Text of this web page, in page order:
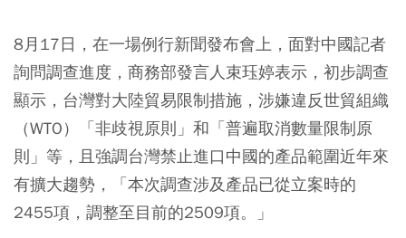
8月17日，在一場例行新聞發布會上，面對中國記者
詢問調查進度，商務部發言人束珏婷表示，初步調查
顯示，台灣對大陸貿易限制措施，涉嫌違反世貿組織
（WTO）「非歧視原則」和「普遍取消數量限制原
則」等，且強調台灣禁止進口中國的產品範圍近年來
有擴大趨勢，「本次調查涉及產品已從立案時的
2455項，調整至目前的2509項。」